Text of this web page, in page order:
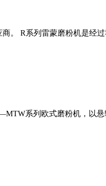
。 R系列雷蒙磨粉机是经
系列欧式磨粉机，以